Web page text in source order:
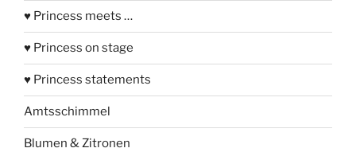
♥ Princess meets …
♥ Princess on stage
♥ Princess statements
Amtsschimmel
Blumen & Zitronen